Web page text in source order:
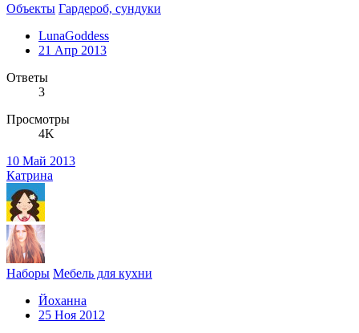
Объекты Гардероб, сундуки
LunaGoddess
21 Апр 2013
Ответы
3
Просмотры
4K
10 Май 2013
Катрина
Наборы Мебель для кухни
Йоханна
25 Ноя 2012